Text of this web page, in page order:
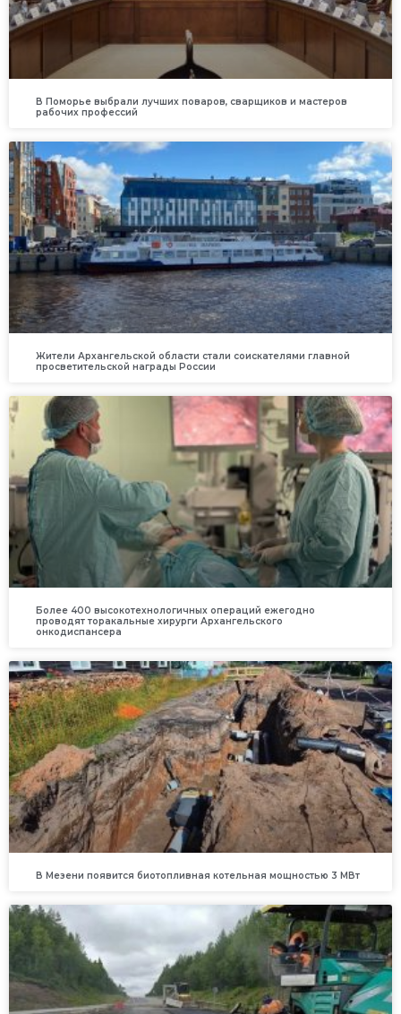
В Поморье выбрали лучших поваров, сварщиков и мастеров
рабочих профессий
Жители Архангельской области стали соискателями главной
просветительской награды России
Более 400 высокотехнологичных операций ежегодно
проводят торакальные хирурги Архангельского
онкодиспансера
В Мезени появится биотопливная котельная мощностью 3 МВт